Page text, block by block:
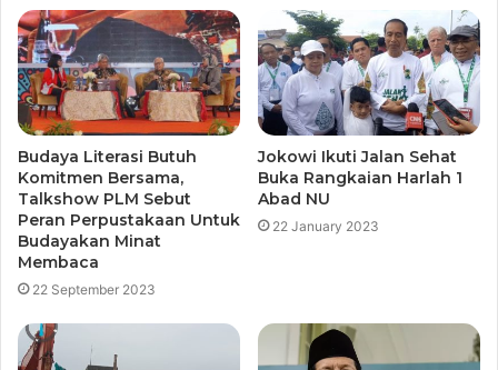
Budaya Literasi Butuh
Komitmen Bersama,
Talkshow PLM Sebut
Peran Perpustakaan Untuk
Budayakan Minat
Membaca
22 September 2023
Jokowi Ikuti Jalan Sehat
Buka Rangkaian Harlah 1
Abad NU
22 January 2023